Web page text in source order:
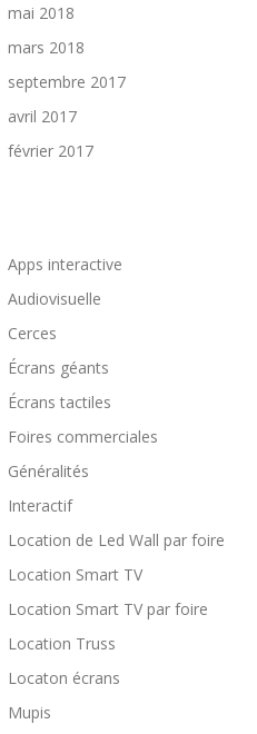
mai 2018
mars 2018
septembre 2017
avril 2017
février 2017
Apps interactive
Audiovisuelle
Cerces
Écrans géants
Écrans tactiles
Foires commerciales
Généralités
Interactif
Location de Led Wall par foire
Location Smart TV
Location Smart TV par foire
Location Truss
Locaton écrans
Mupis